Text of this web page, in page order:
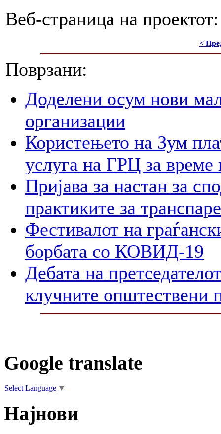
Веб-страница на
<
Поврзани:
Доделени осум нови
организации
Користењето на Зум
услуга на ГРЦ за време
Пријава за настан за
практиките за
Фестивалот на
борбата со КОВИД-19
Дебата на
клучните општествени
Google translate
Select Language ▼
Најнови